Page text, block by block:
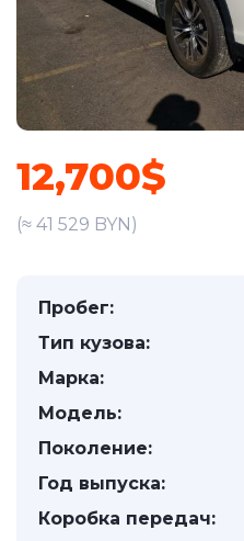
12,700$
(≈ 41 529 BYN)
Пробег:
Тип кузова:
Марка:
Модель:
Поколение:
Год выпуска:
Коробка передач: